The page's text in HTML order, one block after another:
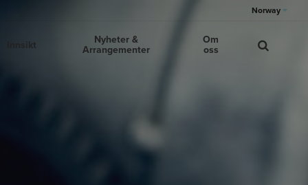
Norway
Innsikt
Nyheter &
Arrangementer
Om
oss